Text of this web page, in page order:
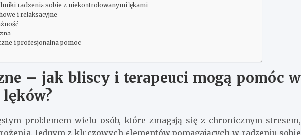
radzenia sobie z niekontrolowanymi lękami
i relaksacyjne
i profesjonalna pomoc
– jak bliscy i terapeuci mogą pomóc w
problemem wielu osób, które zmagają się z chronicznym stresem,
Jednym z kluczowych elementów pomagających w radzeniu sobie